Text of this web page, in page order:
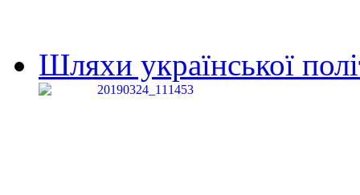
Шляхи української